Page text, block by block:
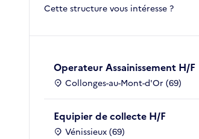
Cette structure vous intéresse ?
Operateur Assainissement H/F
Collonges-au-Mont-d'Or (69)
Equipier de collecte H/F
Vénissieux (69)